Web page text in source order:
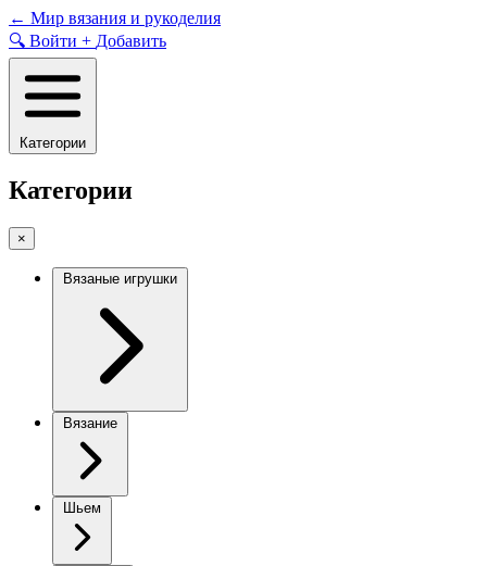
Skip
to
content
← Мир вязания и рукоделия
🔍 Войти + Добавить
Категории
Категории
×
Вязаные игрушки
Вязание
Шьем